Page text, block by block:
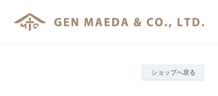
ショップへ戻る